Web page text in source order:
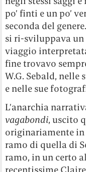
po’ finti e un po’
seconda del
si ri-sviluppava un
viaggio
fine trovavo
W.G. Sebald, nelle
e nelle sue
L’anarchia
vagabondi, uscito
originariamente in
ramo di quella di
ramo, in un certo